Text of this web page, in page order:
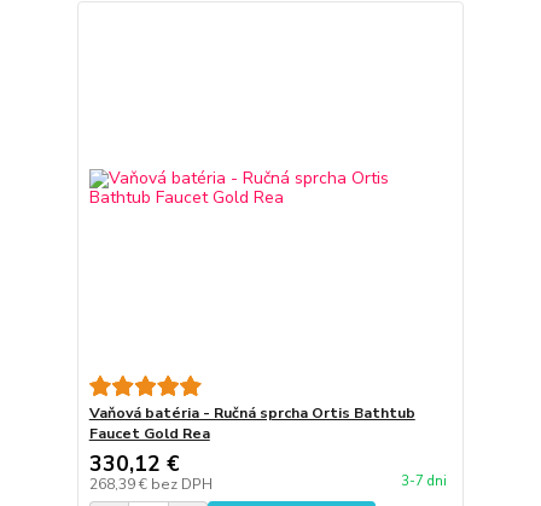
Vaňová batéria - Ručná sprcha Ortis Bathtub
Faucet Gold Rea
330,12 €
268,39 € bez DPH 3-7 dni